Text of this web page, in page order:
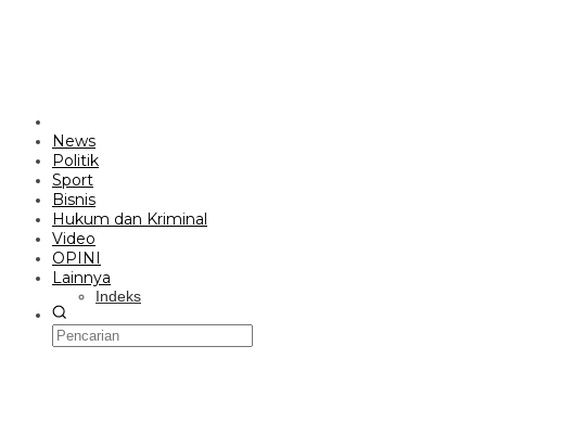
News
Politik
Sport
Bisnis
Hukum dan Kriminal
Video
OPINI
Lainnya
Indeks